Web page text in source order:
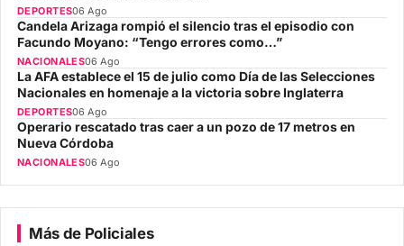
DEPORTES06 Ago
Candela Arizaga rompió el silencio tras el episodio con
Facundo Moyano: “Tengo errores como…”
NACIONALES06 Ago
La AFA establece el 15 de julio como Día de las Selecciones
Nacionales en homenaje a la victoria sobre Inglaterra
DEPORTES06 Ago
Operario rescatado tras caer a un pozo de 17 metros en
Nueva Córdoba
NACIONALES06 Ago
Más de Policiales